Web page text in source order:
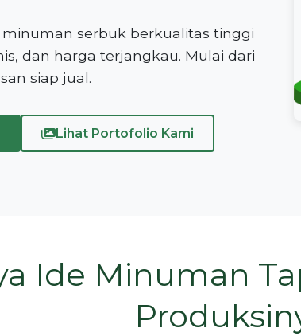
serbuk berkualitas tinggi
dan harga terjangkau. Mulai dari
siap jual.
Lihat Portofolio Kami
Ide Minuman